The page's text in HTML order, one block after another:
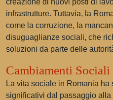
creazione di nuovi posti di
infrastrutture. Tuttavia, la
come la corruzione, la
disuguaglianze sociali, che
soluzioni da parte delle
Cambiamenti Sociali
La vita sociale in Romania ha
significativi dal passaggio